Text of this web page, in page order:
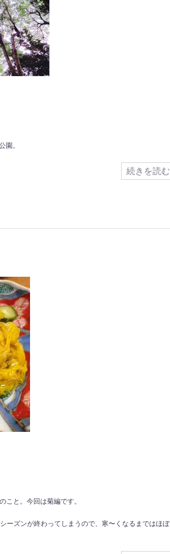
園。
続きを読む
こと。今回は菊編です。
ーズンが終わってしまうので、寒〜くなるまではほぼ